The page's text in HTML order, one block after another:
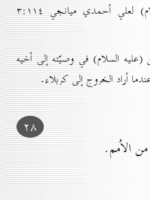
(۲) مكاتيب الأئمّة (عليهم السلام) لعلي أحمدي ميانجي ۳:۱۱٤
السلام) في وصيّته إلى أخيه
أراد الخروج إلى كربلاء.
۲۸
الاُمم.